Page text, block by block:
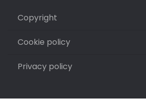
Copyright
Cookie policy
Privacy policy